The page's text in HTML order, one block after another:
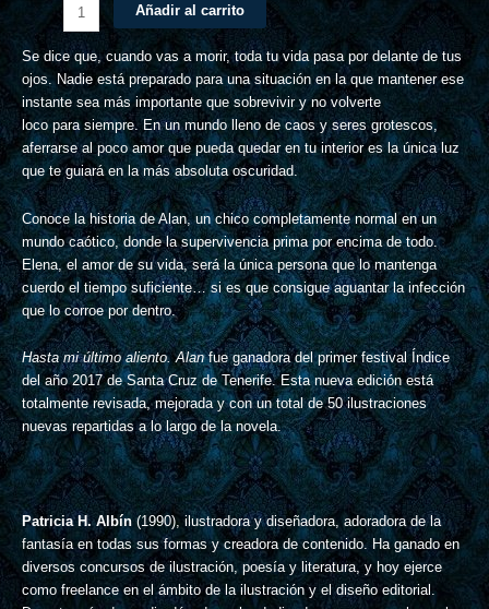
Añadir al carrito
Se dice que, cuando vas a morir, toda tu vida pasa por delante de tus
ojos. Nadie está preparado para una situación en la que mantener ese
instante sea más importante que sobrevivir y no volverte
loco para siempre. En un mundo lleno de caos y seres grotescos,
aferrarse al poco amor que pueda quedar en tu interior es la única luz
que te guiará en la más absoluta oscuridad.
Conoce la historia de Alan, un chico completamente normal en un
mundo caótico, donde la supervivencia prima por encima de todo.
Elena, el amor de su vida, será la única persona que lo mantenga
cuerdo el tiempo suficiente… si es que consigue aguantar la infección
que lo corroe por dentro.
Hasta mi último aliento. Alanfue ganadora del primer festival Índice
del año 2017 de Santa Cruz de Tenerife. Esta nueva edición está
totalmente revisada, mejorada y con un total de 50 ilustraciones
nuevas repartidas a lo largo de la novela.
Patricia H. Albín(1990), ilustradora y diseñadora, adoradora de la
fantasía en todas sus formas y creadora de contenido. Ha ganado en
diversos concursos de ilustración, poesía y literatura, y hoy ejerce
como freelance en el ámbito de la ilustración y el diseño editorial.